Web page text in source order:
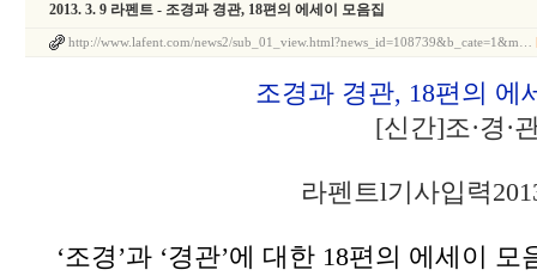
2013. 3. 9 라펜트 - 조경과 경관, 18편의 에세이 모음집
http://www.lafent.com/news2/sub_01_view.html?news_id=108739&b_cate=1&m…
조경과 경관, 18편의 에
[신간]조·경·
라펜트l기사입력
‘조경 ’과 ‘경관’에 대한18편의 에세이 모